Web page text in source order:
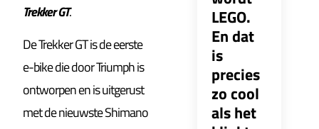
Trekker GT.
De Trekker GT is de eerste
e-bike die door Triumph is
ontworpen en is uitgerust
met de nieuwste Shimano
LEGO.
En dat
is
precies
zo cool
als het